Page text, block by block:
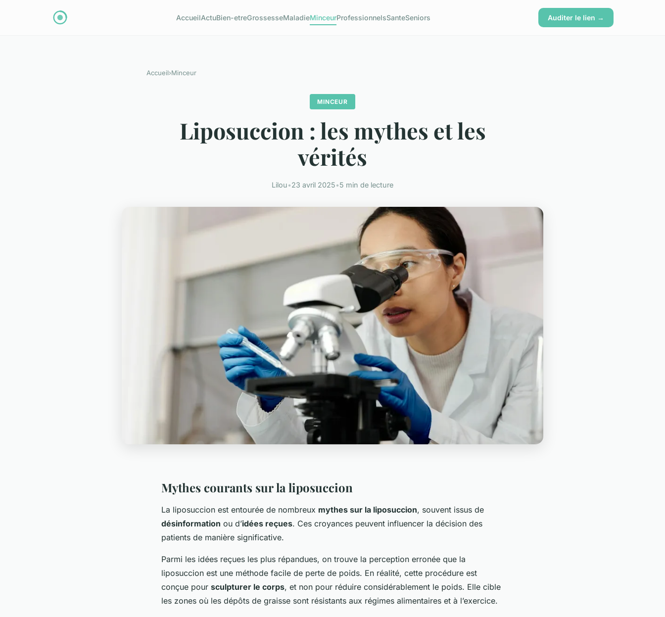
AccueilActuBien-etreGrossesseMaladieMinceurProfessionnelsSanteSeniors Auditer le lien →
Accueil›Minceur
MINCEUR
Liposuccion : les mythes et les
vérités
Lilou•23 avril 2025•5 min de lecture
Mythes courants sur la liposuccion
La liposuccion est entourée de nombreux mythes sur la liposuccion, souvent issus de
désinformation ou d’idées reçues. Ces croyances peuvent influencer la décision des
patients de manière significative.
Parmi les idées reçues les plus répandues, on trouve la perception erronée que la
liposuccion est une méthode facile de perte de poids. En réalité, cette procédure est
conçue pour sculpturer le corps, et non pour réduire considérablement le poids. Elle cible
les zones où les dépôts de graisse sont résistants aux régimes alimentaires et à l’exercice.